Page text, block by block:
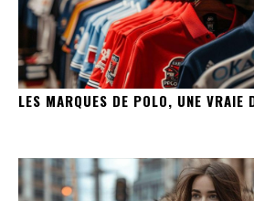
LES MARQUES DE POLO, UNE VRAIE